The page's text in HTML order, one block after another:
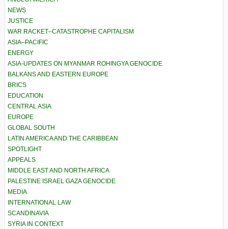
NEWS
JUSTICE
WAR RACKET–CATASTROPHE CAPITALISM
ASIA–PACIFIC
ENERGY
ASIA-UPDATES ON MYANMAR ROHINGYA GENOCIDE
BALKANS AND EASTERN EUROPE
BRICS
EDUCATION
CENTRAL ASIA
EUROPE
GLOBAL SOUTH
LATIN AMERICA AND THE CARIBBEAN
SPOTLIGHT
APPEALS
MIDDLE EAST AND NORTH AFRICA
PALESTINE ISRAEL GAZA GENOCIDE
MEDIA
INTERNATIONAL LAW
SCANDINAVIA
SYRIA IN CONTEXT